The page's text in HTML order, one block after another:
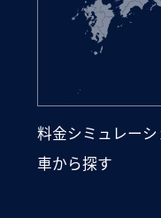
料金シミュレーシ
車から探す